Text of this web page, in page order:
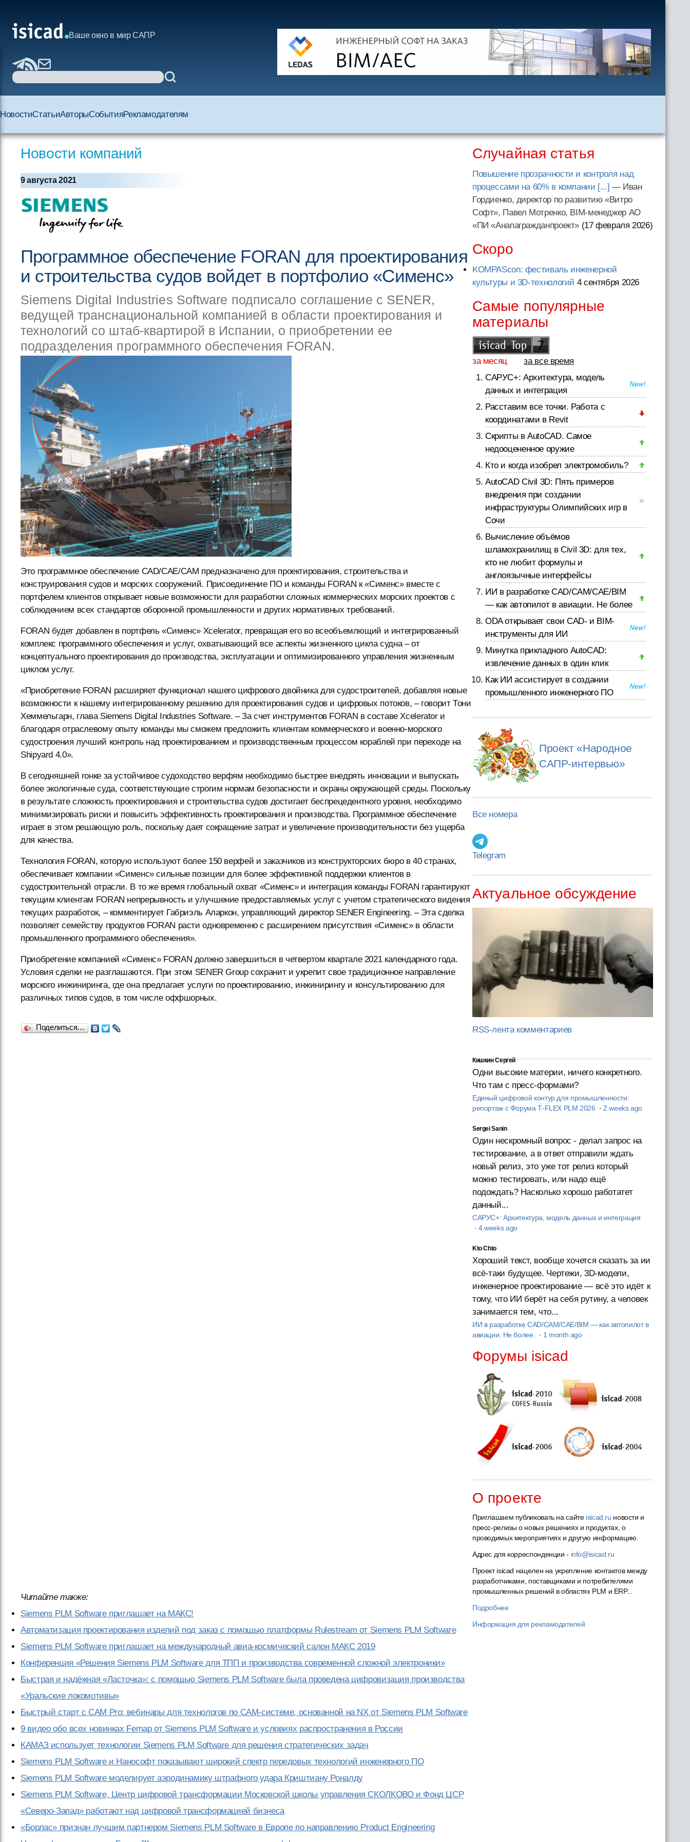
Ваше окно в мир САПР
НовостиСтатьиАвторыСобытияРекламодателям
Новости компаний
9 августа 2021
Программное обеспечение FORAN для проектирования
и строительства судов войдет в портфолио «Сименс»
Siemens Digital Industries Software подписало соглашение с SENER,
ведущей транснациональной компанией в области проектирования и
технологий со штаб-квартирой в Испании, о приобретении ее
подразделения программного обеспечения FORAN.
Это программное обеспечение CAD/CAE/CAM предназначено для проектирования, строительства и
конструирования судов и морских сооружений. Присоединение ПО и команды FORAN к «Сименс» вместе с
портфелем клиентов открывает новые возможности для разработки сложных коммерческих морских проектов с
соблюдением всех стандартов оборонной промышленности и других нормативных требований.
FORAN будет добавлен в портфель «Сименс» Xcelerator, превращая его во всеобъемлющий и интегрированный
комплекс программного обеспечения и услуг, охватывающий все аспекты жизненного цикла судна – от
концептуального проектирования до производства, эксплуатации и оптимизированного управления жизненным
циклом услуг.
«Приобретение FORAN расширяет функционал нашего цифрового двойника для судостроителей, добавляя новые
возможности к нашему интегрированному решению для проектирования судов и цифровых потоков, – говорит Тони
Хеммельгарн, глава Siemens Digital Industries Software. – За счет инструментов FORAN в составе Xcelerator и
благодаря отраслевому опыту команды мы сможем предложить клиентам коммерческого и военно-морского
судостроения лучший контроль над проектированием и производственным процессом кораблей при переходе на
Shipyard 4.0».
В сегодняшней гонке за устойчивое судоходство верфям необходимо быстрее внедрять инновации и выпускать
более экологичные суда, соответствующие строгим нормам безопасности и охраны окружающей среды. Поскольку
в результате сложность проектирования и строительства судов достигает беспрецедентного уровня, необходимо
минимизировать риски и повысить эффективность проектирования и производства. Программное обеспечение
играет в этом решающую роль, поскольку дает сокращение затрат и увеличение производительности без ущерба
для качества.
Технология FORAN, которую используют более 150 верфей и заказчиков из конструкторских бюро в 40 странах,
обеспечивает компании «Сименс» сильные позиции для более эффективной поддержки клиентов в
судостроительной отрасли. В то же время глобальный охват «Сименс» и интеграция команды FORAN гарантируют
текущим клиентам FORAN непрерывность и улучшение предоставляемых услуг с учетом стратегического видения
текущих разработок, – комментирует Габриэль Аларкон, управляющий директор SENER Engineering. – Эта сделка
позволяет семейству продуктов FORAN расти одновременно с расширением присутствия «Сименс» в области
промышленного программного обеспечения».
Приобретение компанией «Сименс» FORAN должно завершиться в четвертом квартале 2021 календарного года.
Условия сделки не разглашаются. При этом SENER Group сохранит и укрепит свое традиционное направление
морского инжиниринга, где она предлагает услуги по проектированию, инжинирингу и консультированию для
различных типов судов, в том числе оффшорных.
Поделиться…
Читайте также:
Siemens PLM Software приглашает на МАКС!
Автоматизация проектирования изделий под заказ с помощью платформы Rulestream от Siemens PLM Software
Siemens PLM Software приглашает на международный авиа-космический салон МАКС 2019
Конференция «Решения Siemens PLM Software для ТПП и производства современной сложной электроники»
Быстрая и надёжная «Ласточка»: с помощью Siemens PLM Software была проведена цифровизация производства
«Уральские локомотивы»
Быстрый старт с CAM Pro: вебинары для технологов по CAM-системе, основанной на NX от Siemens PLM Software
9 видео обо всех новинках Femap от Siemens PLM Software и условиях распространения в России
КАМАЗ использует технологии Siemens PLM Software для решения стратегических задач
Siemens PLM Software и Нанософт показывают широкий спектр передовых технологий инженерного ПО
Siemens PLM Software моделирует аэродинамику штрафного удара Криштиану Роналду
Siemens PLM Software, Центр цифровой трансформации Московской школы управления СКОЛКОВО и Фонд ЦСР
«Северо-Запад» работают над цифровой трансформацией бизнеса
«Борлас» признан лучшим партнером Siemens PLM Software в Европе по направлению Product Engineering
Случайная статья
Повышение прозрачности и контроля над
процессами на 60% в компании [...] — Иван
Гордиенко, директор по развитию «Витро
Софт», Павел Мотренко, BIM-менеджер АО
«ПИ «Анапагражданпроект» (17 февраля 2026)
Скоро
KOMPAScon: фестиваль инженерной
культуры и 3D-технологий 4 сентября 2026
Самые популярные
материалы
за месяц
за все время
САРУС+: Архитектура, модель
данных и интеграция
Расставим все точки. Работа с
координатами в Revit
Скрипты в AutoCAD. Самое
недооцененное оружие
Кто и когда изобрел электромобиль?
AutoCAD Civil 3D: Пять примеров
внедрения при создании
инфраструктуры Олимпийских игр в
Сочи
Вычисление объёмов
шламохранилищ в Civil 3D: для тех,
кто не любит формулы и
англоязычные интерфейсы
ИИ в разработке CAD/CAM/CAE/BIM
— как автопилот в авиации. Не более
ODA открывает свои CAD- и BIM-
инструменты для ИИ
Минутка прикладного AutoCAD:
извлечение данных в один клик
Как ИИ ассистирует в создании
промышленного инженерного ПО
Проект «Народное
САПР-интервью»
Все номера
Telegram
Актуальное обсуждение
RSS-лента комментариев
Кишкин Сергей
Одни высокие материи, ничего конкретного.
Что там с пресс-формами?
Единый цифровой контур для промышленности:
репортаж с Форума T‑FLEX PLM 2026 · 2 weeks ago
Sergei Sanin
Один нескромный вопрос - делал запрос на
тестирование, а в ответ отправили ждать
новый релиз, это уже тот релиз который
можно тестировать, или надо ещё
подождать? Насколько хорошо работатет
данный...
САРУС+: Архитектура, модель данных и интеграция
· 4 weeks ago
Kto Chto
Хороший текст, вообще хочется сказать за ии
всё-таки будущее. Чертежи, 3D-модели,
инженерное проектирование — всё это идёт к
тому, что ИИ берёт на себя рутину, а человек
занимается тем, что...
ИИ в разработке CAD/CAM/CAE/BIM — как автопилот в
авиации. Не более.
· 1 month ago
Форумы isicad
О проекте
Приглашаем публиковать на сайте isicad.ru новости и
пресс-релизы о новых решениях и продуктах, о
проводимых мероприятиях и другую информацию.
Адрес для корреспонденции - info@isicad.ru
Проект isicad нацелен на укрепление контактов между
разработчиками, поставщиками и потребителями
промышленных решений в областях PLM и ERP...
Подробнее
Информация для рекламодателей